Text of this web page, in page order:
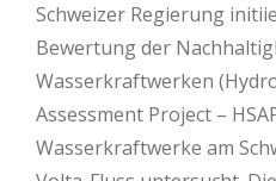
Schweizer Regierung
Bewertung der
Wasserkraftwerken
Assessment Project –
Wasserkraftwerke am